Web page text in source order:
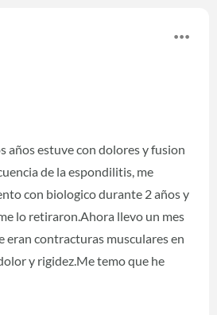
años estuve con dolores y fusion
de la espondilitis, me
con biologico durante 2 años y
lo retiraron.Ahora llevo un mes
eran contracturas musculares en
y rigidez.Me temo que he